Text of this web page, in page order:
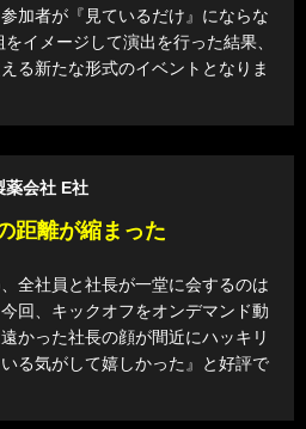
加者が『見ているだけ』にならな
イメージして演出を行った結果、
る新たな形式のイベントとなりま
距離が縮まった
薬会社 E社
全社員と社長が一堂に会するのは
回、キックオフをオンデマンド動
かった社長の顔が間近にハッキリ
る気がして嬉しかった』と好評で